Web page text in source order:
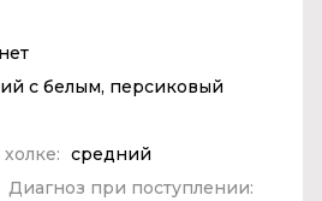
нет
с белым, персиковый
средний
Диагноз при поступлении: